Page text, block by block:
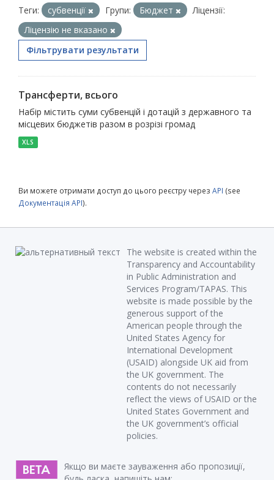
Теги:
субвенції Групи: Бюджет
Ліцензії:
Ліцензію не вказано
Фільтрувати результати
Трансферти, всього
Набір містить суми субвенцій і дотацій з державного та
місцевих бюджетів разом в розрізі громад
XLS
Ви можете отримати доступ до цього реєстру через API (see
Документація API).
The website is created within the
Transparency and Accountability
in Public Administration and
Services Program/TAPAS. This
website is made possible by the
generous support of the
American people through the
United States Agency for
International Development
(USAID) alongside UK aid from
the UK government. The
contents do not necessarily
reflect the views of USAID or the
United States Government and
the UK government’s official
policies.
Якщо ви маєте зауваження або пропозиції,